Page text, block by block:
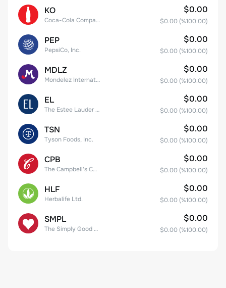
KO
Coca-Cola Company
$0.00
$0.00 (%100.00)
PEP
PepsiCo, Inc.
$0.00
$0.00 (%100.00)
MDLZ
Mondelez International, Inc. Class A
$0.00
$0.00 (%100.00)
EL
The Estee Lauder Companies Inc. Class A
$0.00
$0.00 (%100.00)
TSN
Tyson Foods, Inc.
$0.00
$0.00 (%100.00)
CPB
The Campbell's Company Common Stock
$0.00
$0.00 (%100.00)
HLF
Herbalife Ltd.
$0.00
$0.00 (%100.00)
SMPL
The Simply Good Foods Company Common Stock
$0.00
$0.00 (%100.00)